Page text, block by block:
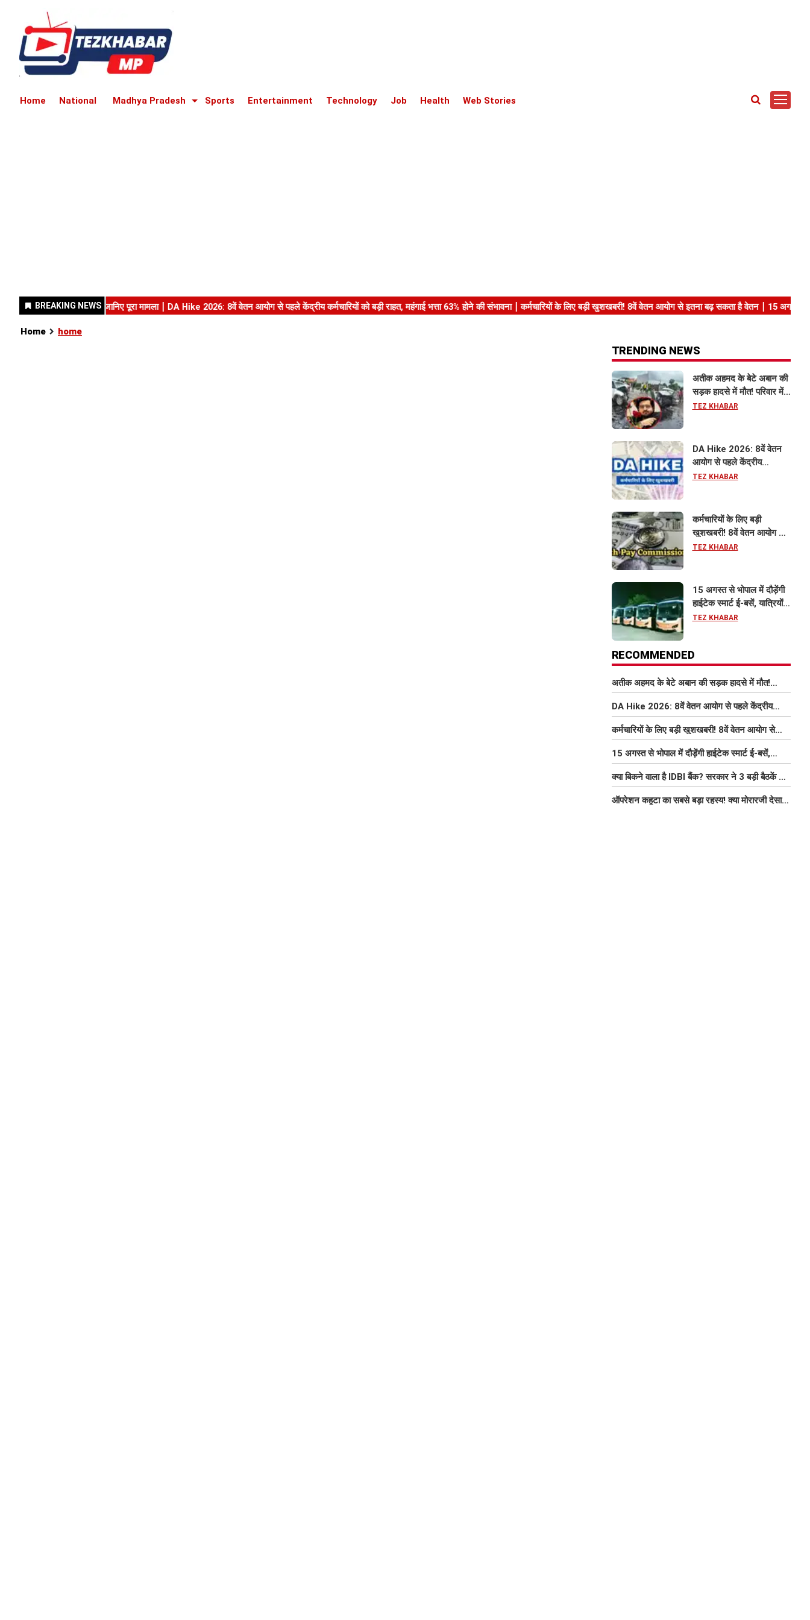
Home National Madhya Pradesh Sports Entertainment Technology Job Health Web Stories
Home home
TRENDING NEWS
अतीक अहमद के बेटे अबान की
सड़क हादसे में मौत! परिवार में
मातम, भाई एहजाम ने क्या कहा?
TEZ KHABAR
DA Hike 2026: 8वें वेतन
आयोग से पहले केंद्रीय
कर्मचारियों को बड़ी राहत, महंगाई
TEZ KHABAR
कर्मचारियों के लिए बड़ी
खुशखबरी! 8वें वेतन आयोग से
इतना बढ़ सकता है वेतन
TEZ KHABAR
15 अगस्त से भोपाल में दौड़ेंगी
हाईटेक स्मार्ट ई-बसें, यात्रियों
को मिलेंगी फ्री Wi-Fi समेत
TEZ KHABAR
RECOMMENDED
अतीक अहमद के बेटे अबान की सड़क हादसे में मौत!
परिवार में मातम, भाई एहजाम ने क्या कहा? जानिए पूरा
मामला
DA Hike 2026: 8वें वेतन आयोग से पहले केंद्रीय
कर्मचारियों को बड़ी राहत, महंगाई भत्ता 63% होने की
संभावना
कर्मचारियों के लिए बड़ी खुशखबरी! 8वें वेतन आयोग से
इतना बढ़ सकता है वेतन
15 अगस्त से भोपाल में दौड़ेंगी हाईटेक स्मार्ट ई-बसें,
यात्रियों को मिलेंगी फ्री Wi-Fi समेत आधुनिक सुविधा
क्या बिकने वाला है IDBI बैंक? सरकार ने 3 बड़ी बैठकें कीं,
निजीकरण की डील पर बढ़ी हलचल
ऑपरेशन कहूटा का सबसे बड़ा रहस्य! क्या मोरारजी देसाई